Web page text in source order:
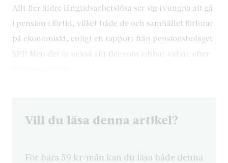
Allt fler äldre långtidsarbetslösa ser sig tvungna att gå
i pension i förtid, vilket både de och samhället förlorar
på ekonomiskt, enligt en rapport från pensionsbolaget
SPP. Men det är också allt fler som jobbar vidare efter
Vill du läsa denna artikel?
För bara 59 kr/mån kan du läsa både denna